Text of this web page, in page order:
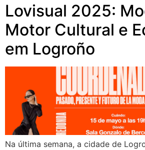
Lovisual 2025:
Motor Cultural e
em Logroño
Na última semana, a cidade de